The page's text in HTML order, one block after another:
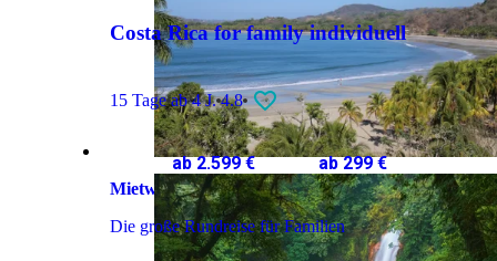
Costa Rica for family individuell
15 Tage ab 4 J. 4.8
ab 2.599 € ab 299 €
Mietwagenreise
Die große Rundreise für Familien